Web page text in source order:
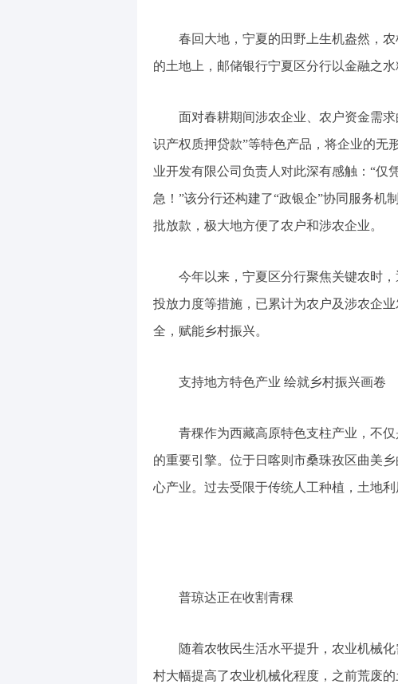
春回大地，宁夏的田野上生机盎然，农
的土地上，邮储银行宁夏区分行以金融之
面对春耕期间涉农企业、农户资金需求
识产权质押贷款”等特色产品，将企业的无
业开发有限公司负责人对此深有感触：“仅
急！”该分行还构建了“政银企”协同服务机
批放款，极大地方便了农户和涉农企业。
今年以来，宁夏区分行聚焦关键农时，
投放力度等措施，已累计为农户及涉农企
全，赋能乡村振兴。
支持地方特色产业 绘就乡村振兴画卷
青稞作为西藏高原特色支柱产业，不仅
的重要引擎。位于日喀则市桑珠孜区曲美
心产业。过去受限于传统人工种植，土地
普琼达正在收割青稞
随着农牧民生活水平提升，农业机械化
村大幅提高了农业机械化程度，之前荒废